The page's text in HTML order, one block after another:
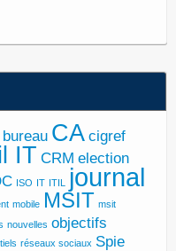
bureau CA cigref
IT CRM election
ISO IT ITIL journal
mobile MSIT msit
nouvelles objectifs
réseaux sociaux Spie